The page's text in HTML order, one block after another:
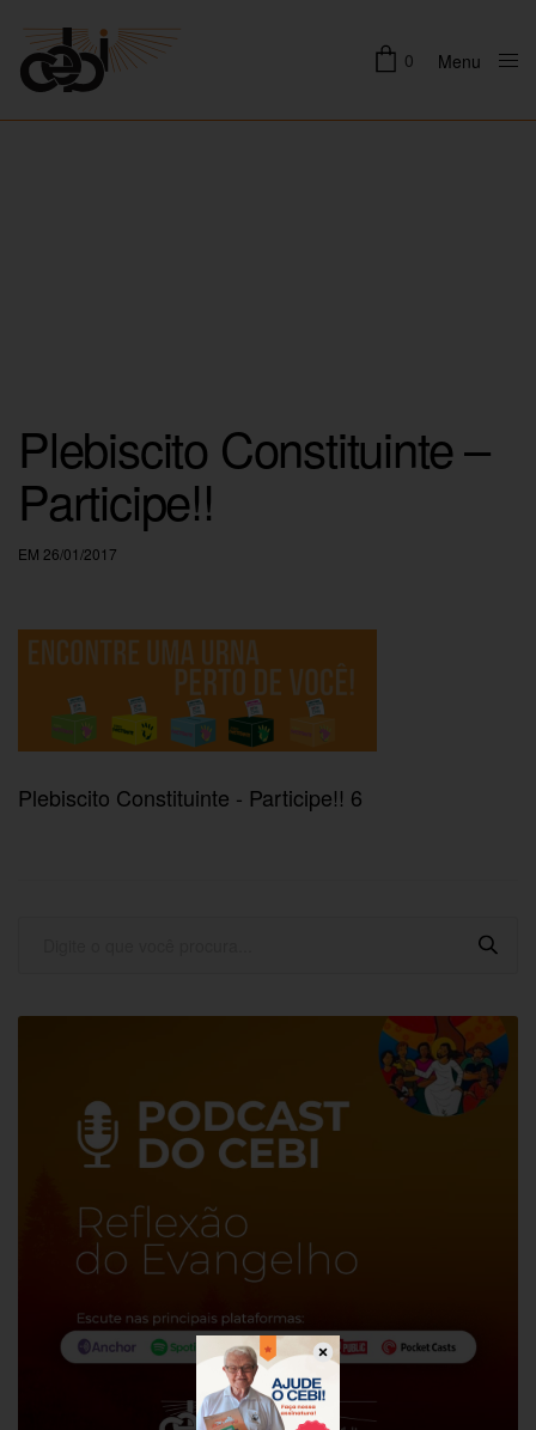
0 Menu
Plebiscito Constituinte –
Participe!!
EM 26/01/2017
Plebiscito Constituinte - Participe!! 6